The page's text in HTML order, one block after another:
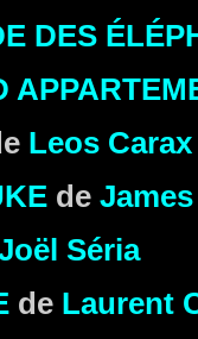
DES
Leos Carax
de
Séria
de Laurent